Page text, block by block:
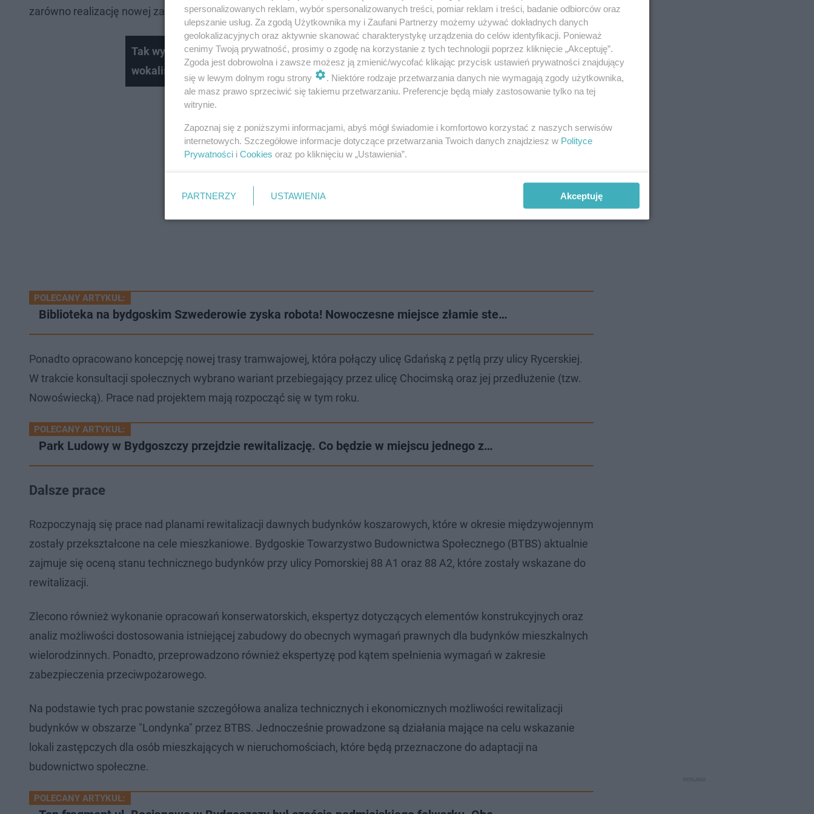
zarówno realizację nowej zabudowy, jak i proces rewitalizacji istniejących budynków.
Tak wyglądała Ania Wyszkoni na początku kariery. To ona jako pierwsza
wokalistka Łez nagrała kultową Agnieszkę!
POLECANY ARTYKUŁ:
Biblioteka na bydgoskim Szwederowie zyska robota! Nowoczesne miejsce złamie ste…
Ponadto opracowano koncepcję nowej trasy tramwajowej, która połączy ulicę Gdańską z pętlą przy ulicy Rycerskiej.
W trakcie konsultacji społecznych wybrano wariant przebiegający przez ulicę Chocimską oraz jej przedłużenie (tzw.
Nowoświecką). Prace nad projektem mają rozpocząć się w tym roku.
POLECANY ARTYKUŁ:
Park Ludowy w Bydgoszczy przejdzie rewitalizację. Co będzie w miejscu jednego z…
Dalsze prace
Rozpoczynają się prace nad planami rewitalizacji dawnych budynków koszarowych, które w okresie międzywojennym
zostały przekształcone na cele mieszkaniowe. Bydgoskie Towarzystwo Budownictwa Społecznego (BTBS) aktualnie
zajmuje się oceną stanu technicznego budynków przy ulicy Pomorskiej 88 A1 oraz 88 A2, które zostały wskazane do
rewitalizacji.
Zlecono również wykonanie opracowań konserwatorskich, ekspertyz dotyczących elementów konstrukcyjnych oraz
analiz możliwości dostosowania istniejącej zabudowy do obecnych wymagań prawnych dla budynków mieszkalnych
wielorodzinnych. Ponadto, przeprowadzono również ekspertyzę pod kątem spełnienia wymagań w zakresie
zabezpieczenia przeciwpożarowego.
Na podstawie tych prac powstanie szczegółowa analiza technicznych i ekonomicznych możliwości rewitalizacji
budynków w obszarze "Londynka" przez BTBS. Jednocześnie prowadzone są działania mające na celu wskazanie
lokali zastępczych dla osób mieszkających w nieruchomościach, które będą przeznaczone do adaptacji na
budownictwo społeczne.
POLECANY ARTYKUŁ:
spersonalizowanych reklam, wybór spersonalizowanych treści, pomiar reklam i treści, badanie odbiorców oraz
ulepszanie usług. Za zgodą Użytkownika my i Zaufani Partnerzy możemy używać dokładnych danych
geolokalizacyjnych oraz aktywnie skanować charakterystykę urządzenia do celów identyfikacji. Ponieważ
cenimy Twoją prywatność, prosimy o zgodę na korzystanie z tych technologii poprzez kliknięcie „Akceptuję”.
Zgoda jest dobrowolna i zawsze możesz ją zmienić/wycofać klikając przycisk ustawień prywatności znajdujący
się w lewym dolnym rogu strony
. Niektóre rodzaje przetwarzania danych nie wymagają zgody użytkownika,
ale masz prawo sprzeciwić się takiemu przetwarzaniu. Preferencje będą miały zastosowanie tylko na tej
witrynie.
Zapoznaj się z poniższymi informacjami, abyś mógł świadomie i komfortowo korzystać z naszych serwisów
internetowych. Szczegółowe informacje dotyczące przetwarzania Twoich danych znajdziesz w Polityce
Prywatności i Cookies oraz po kliknięciu w „Ustawienia”.
PARTNERZY USTAWIENIA Akceptuję